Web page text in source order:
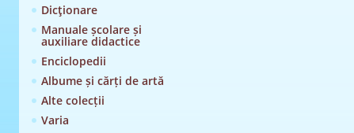
Dicţionare
Manuale școlare și
auxiliare didactice
Enciclopedii
Albume și cărți de artă
Alte colecții
Varia